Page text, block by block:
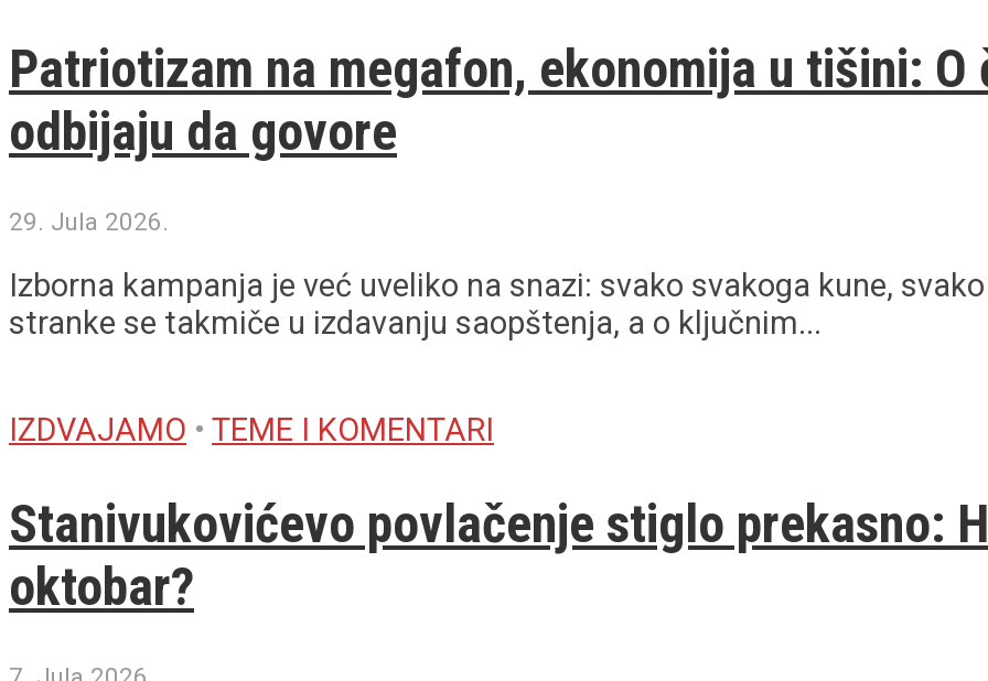
Patriotizam na megafon, ekonomija u tišini:
odbijaju da govore
29. Jula 2026.
Izborna kampanja je već uveliko na snazi: svako svakoga kune,
stranke se takmiče u izdavanju saopštenja, a o ključnim...
IZDVAJAMO • TEME I KOMENTARI
Stanivukovićevo povlačenje stiglo prekasno:
oktobar?